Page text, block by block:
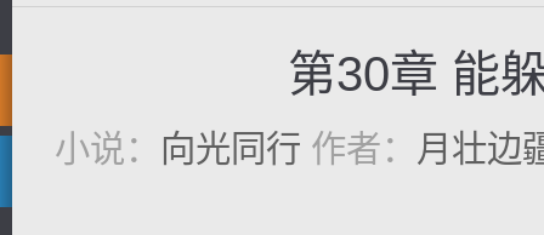
第30章 能
小说： 向光同行 作者： 月壮边